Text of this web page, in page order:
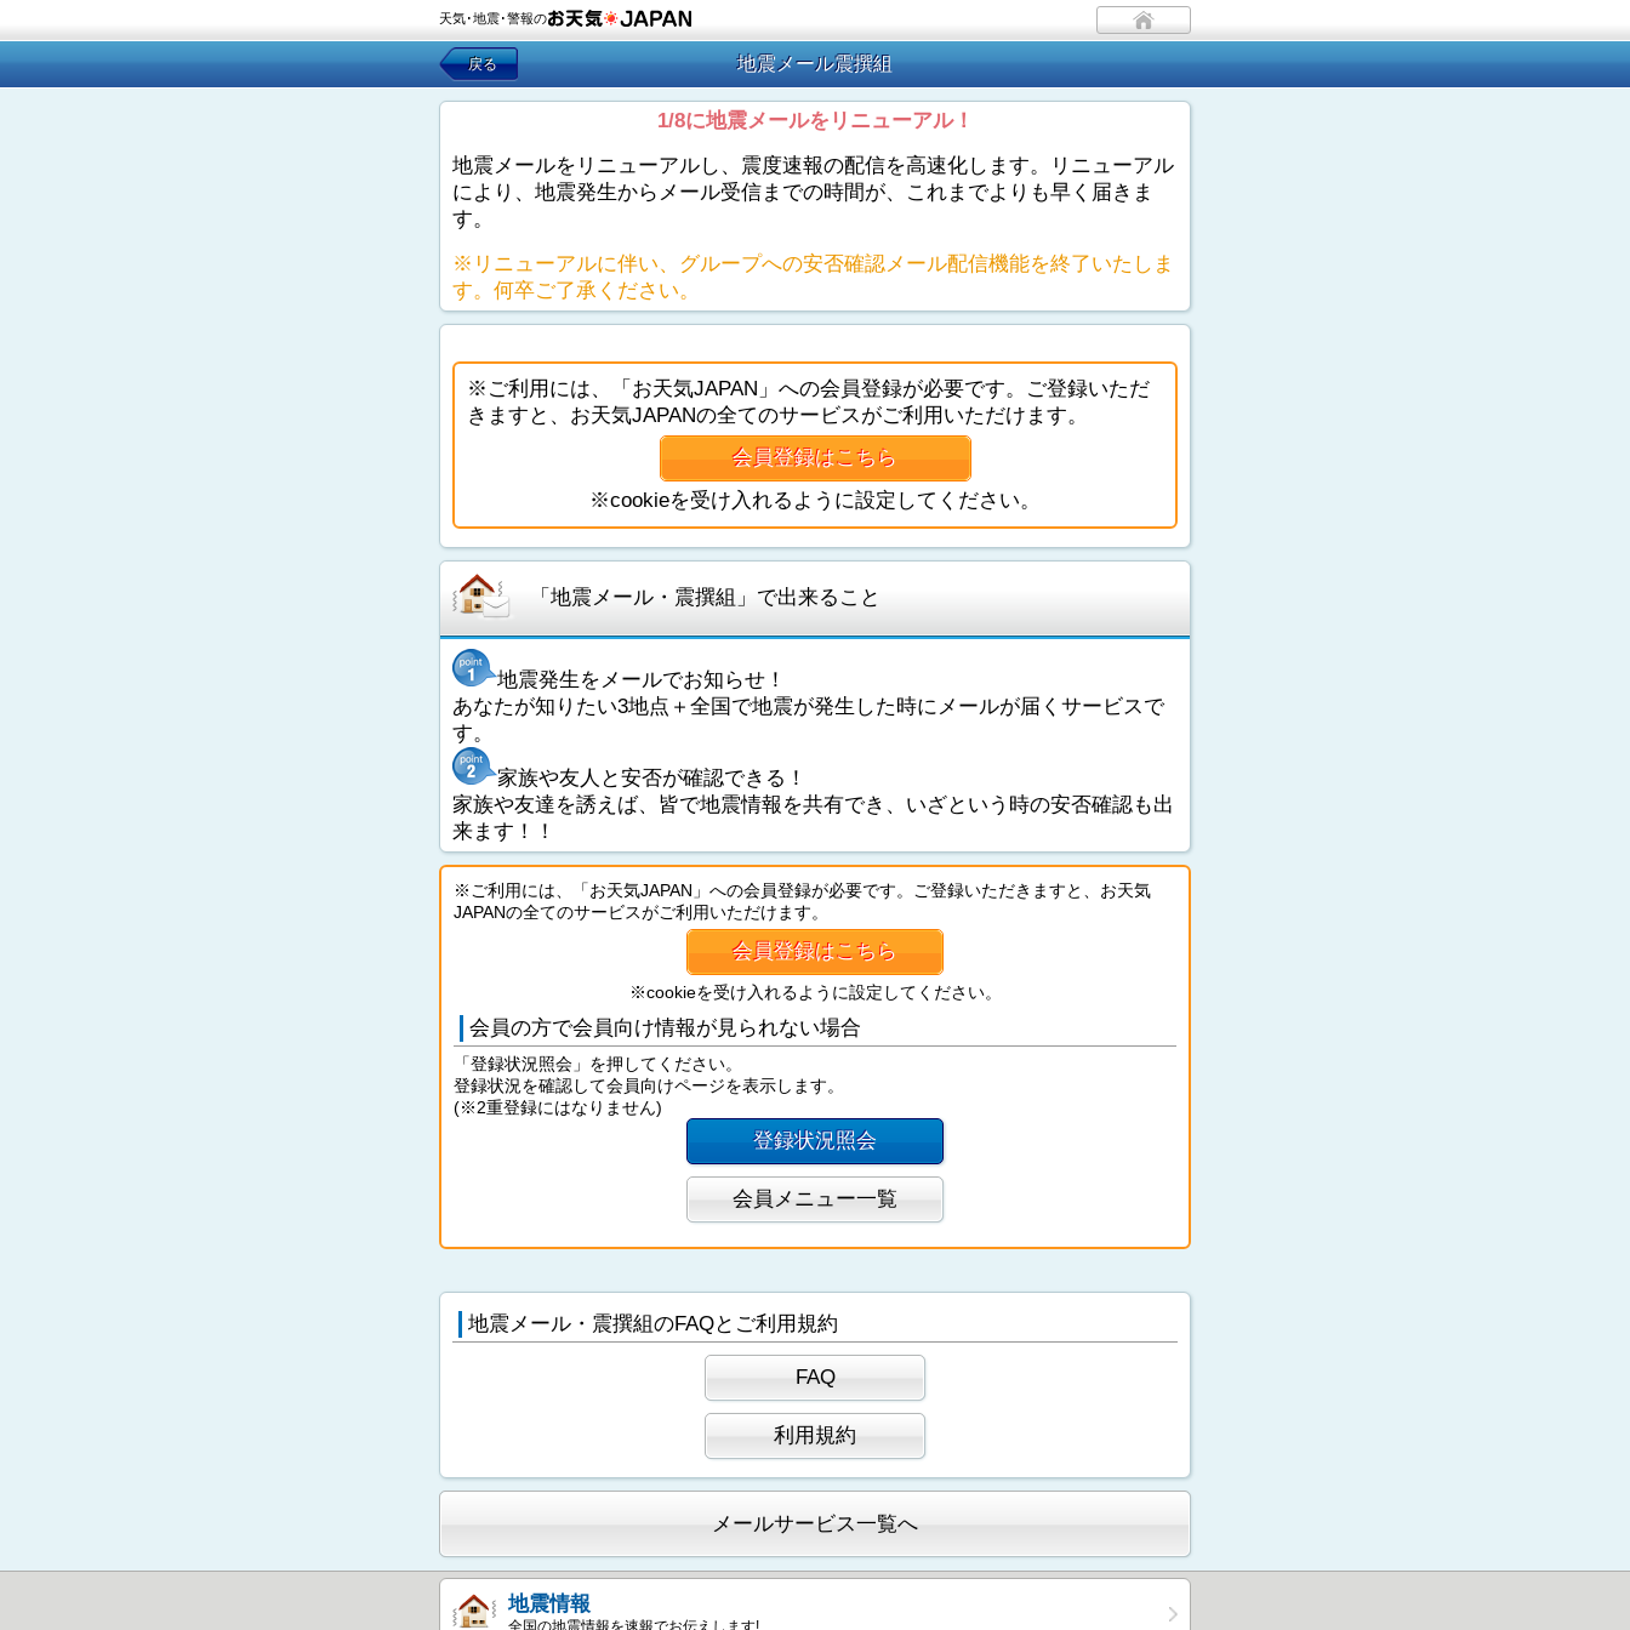
天気･地震･警報の
戻る 地震メール震撰組
1/8に地震メールをリニューアル！
地震メールをリニューアルし、震度速報の配信を高速化します。リニューアル
により、地震発生からメール受信までの時間が、これまでよりも早く届きま
す。
※リニューアルに伴い、グループへの安否確認メール配信機能を終了いたしま
す。何卒ご了承ください。
※ご利用には、「お天気JAPAN」への会員登録が必要です。ご登録いただ
きますと、お天気JAPANの全てのサービスがご利用いただけます。
会員登録はこちら
※cookieを受け入れるように設定してください。
「地震メール・震撰組」で出来ること
地震発生をメールでお知らせ！
あなたが知りたい3地点＋全国で地震が発生した時にメールが届くサービスで
す。
家族や友人と安否が確認できる！
家族や友達を誘えば、皆で地震情報を共有でき、いざという時の安否確認も出
来ます！！
※ご利用には、「お天気JAPAN」への会員登録が必要です。ご登録いただきますと、お天気
JAPANの全てのサービスがご利用いただけます。
会員登録はこちら
※cookieを受け入れるように設定してください。
会員の方で会員向け情報が見られない場合
「登録状況照会」を押してください。
登録状況を確認して会員向けページを表示します。
(※2重登録にはなりません)
登録状況照会
会員メニュー一覧
地震メール・震撰組のFAQとご利用規約
FAQ
利用規約
メールサービス一覧へ
地震情報